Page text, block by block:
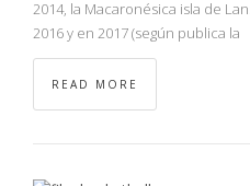
2014, la Macaronésica isla de
2016 y en 2017 (según publica la
READ MORE